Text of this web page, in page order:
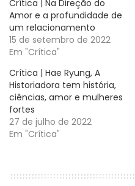
Crítica | Na Direção do
Amor e a profundidade de
um relacionamento
15 de setembro de 2022
Em "Crítica"
Crítica | Hae Ryung, A
Historiadora tem história,
ciências, amor e mulheres
fortes
27 de julho de 2022
Em "Crítica"